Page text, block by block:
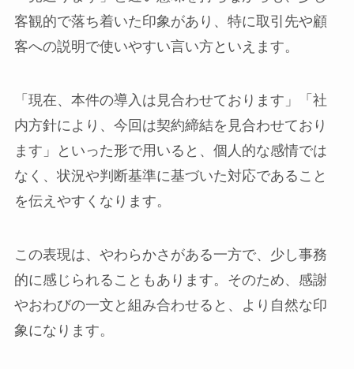
客観的で落ち着いた印象があり、特に取引先や顧
客への説明で使いやすい言い方といえます。
「現在、本件の導入は見合わせております」「社
内方針により、今回は契約締結を見合わせており
ます」といった形で用いると、個人的な感情では
なく、状況や判断基準に基づいた対応であること
を伝えやすくなります。
この表現は、やわらかさがある一方で、少し事務
的に感じられることもあります。そのため、感謝
やおわびの一文と組み合わせると、より自然な印
象になります。